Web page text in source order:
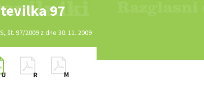
97
št. 97/2009 z dne 30. 11. 2009